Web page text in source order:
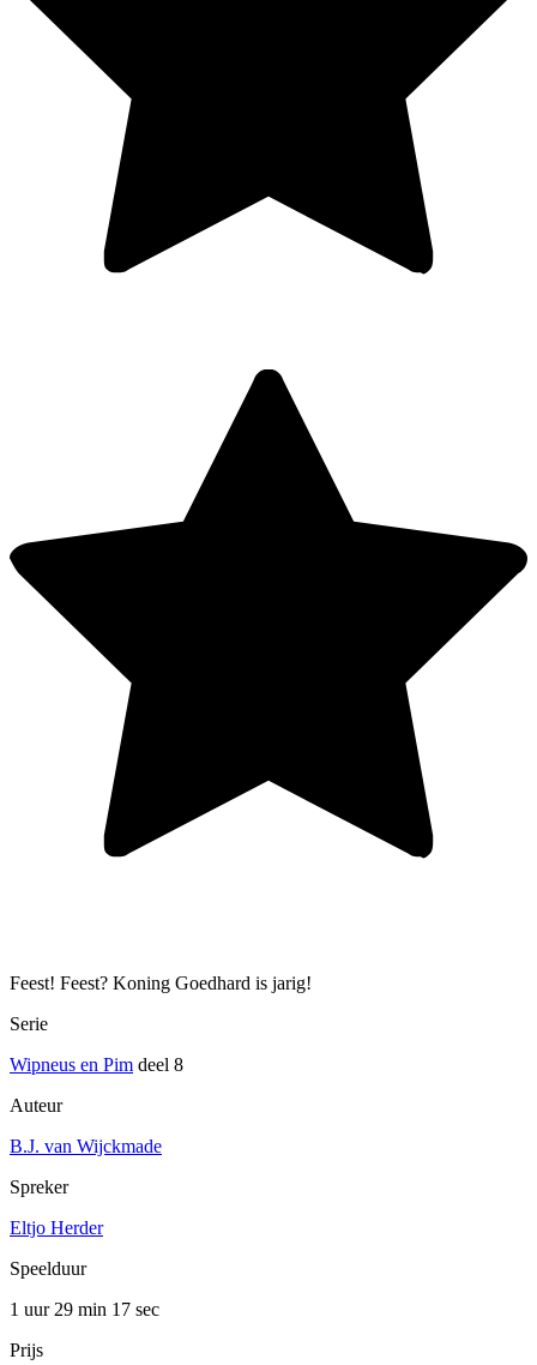
Feest! Feest? Koning Goedhard is jarig!
Serie
Wipneus en Pim deel 8
Auteur
B.J. van Wijckmade
Spreker
Eltjo Herder
Speelduur
1 uur 29 min 17 sec
Prijs